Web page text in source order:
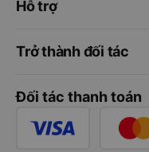
Hỗ trợ
Trở thành đối tác
Đối tác thanh toán